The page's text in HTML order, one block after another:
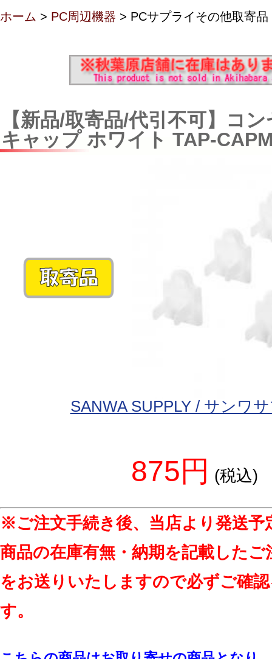
ホーム > PC周辺機器 > PCサプライその他取寄品
【新品/取寄品/代引不可】コ
キャップ ホワイト TAP-
SANWA SUPPLY / サンワ
875円 (税込)
※ご注文手続き後、当店より発送予
商品の在庫有無・納期を記載したご
をお送りいたしますので必ずご確
す。